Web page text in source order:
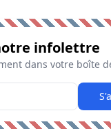
infolettre
dans votre boîte